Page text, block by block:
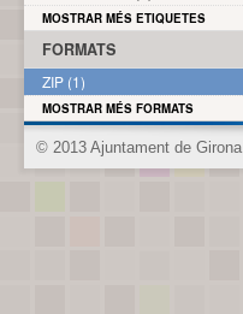
MOSTRAR MÉS ETIQUETES
FORMATS
ZIP (1)
MOSTRAR MÉS FORMATS
© 2013 Ajuntament de Girona